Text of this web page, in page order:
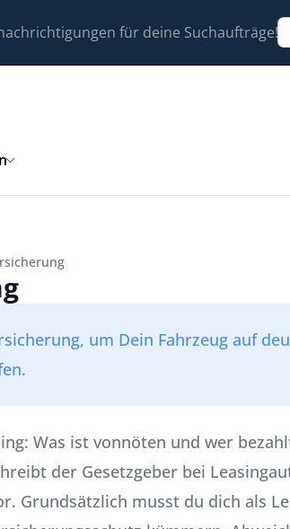
für deine Suchaufträge!
um Dein Fahrzeug auf
Was ist vonnöten und wer
der Gesetzgeber bei
Grundsätzlich musst du dich als